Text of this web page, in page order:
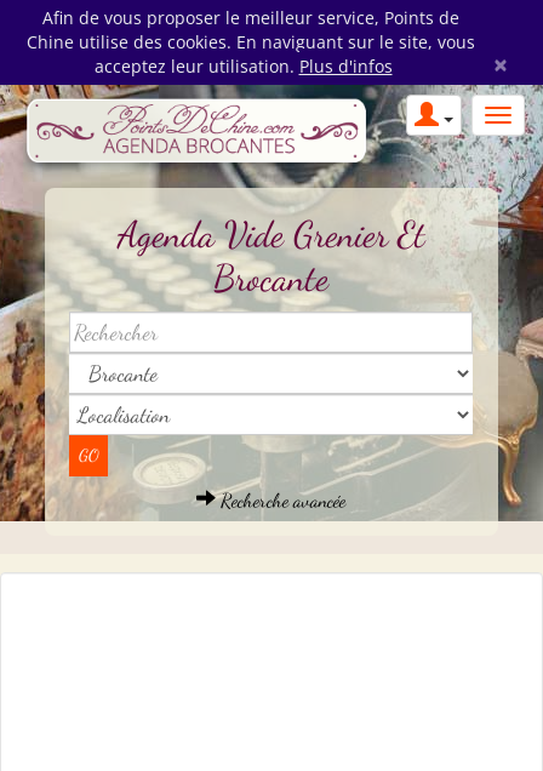
Afin de vous proposer le meilleur service, Points de
Chine utilise des cookies. En naviguant sur le site, vous
acceptez leur utilisation. Plus d'infos ×
Agenda Vide Grenier Et
Brocante
Recherche avancée